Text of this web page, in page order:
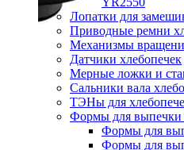
Лопатки для
Приводные ремни
Механизмы
Датчики хлебопечек
Мерные ложки и
Сальники вала
ТЭНы для
Формы для выпечки
Формы для
Формы для